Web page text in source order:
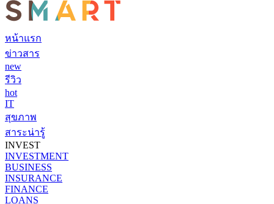
หน้าแรก
ข่าวสาร
new
รีวิว
hot
IT
สุขภาพ
สาระน่ารู้
INVEST
INVESTMENT
BUSINESS
INSURANCE
FINANCE
LOANS